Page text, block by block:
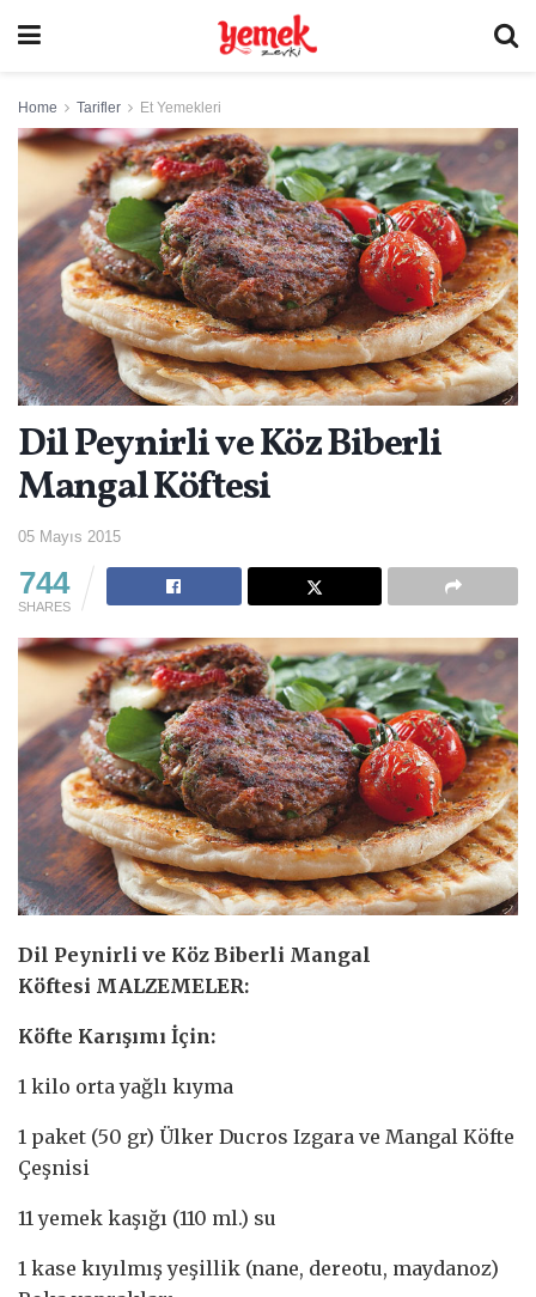
Home Tarifler Et Yemekleri
Dil Peynirli ve Köz Biberli
Mangal Köftesi
05 Mayıs 2015
744
SHARES
Dil Peynirli ve Köz Biberli Mangal
Köftesi MALZEMELER:
Köfte Karışımı İçin:
1 kilo orta yağlı kıyma
1 paket (50 gr) Ülker Ducros Izgara ve Mangal Köfte
Çeşnisi
11 yemek kaşığı (110 ml.) su
1 kase kıyılmış yeşillik (nane, dereotu, maydanoz)